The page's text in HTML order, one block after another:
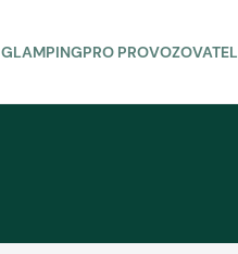
GLAMPINGPRO